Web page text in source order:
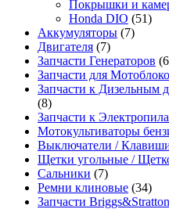
Покрышки и
Honda DIO (51)
Аккумуляторы (7)
Двигателя (7)
Запчасти Генераторов
Запчасти для
Запчасти к Дизельным
(8)
Запчасти к
Мотокультиваторы
Выключатели /
Щетки угольные /
Сальники (7)
Ремни клиновые (34)
Запчасти Briggs&Stratton